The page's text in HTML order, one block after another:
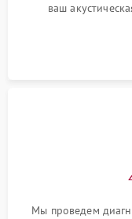
ваш
Мы проведем